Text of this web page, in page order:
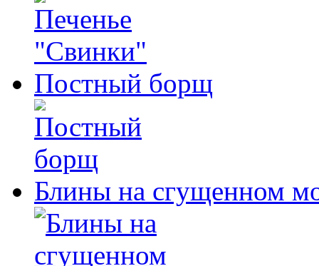
Постный борщ
Блины на сгущенном